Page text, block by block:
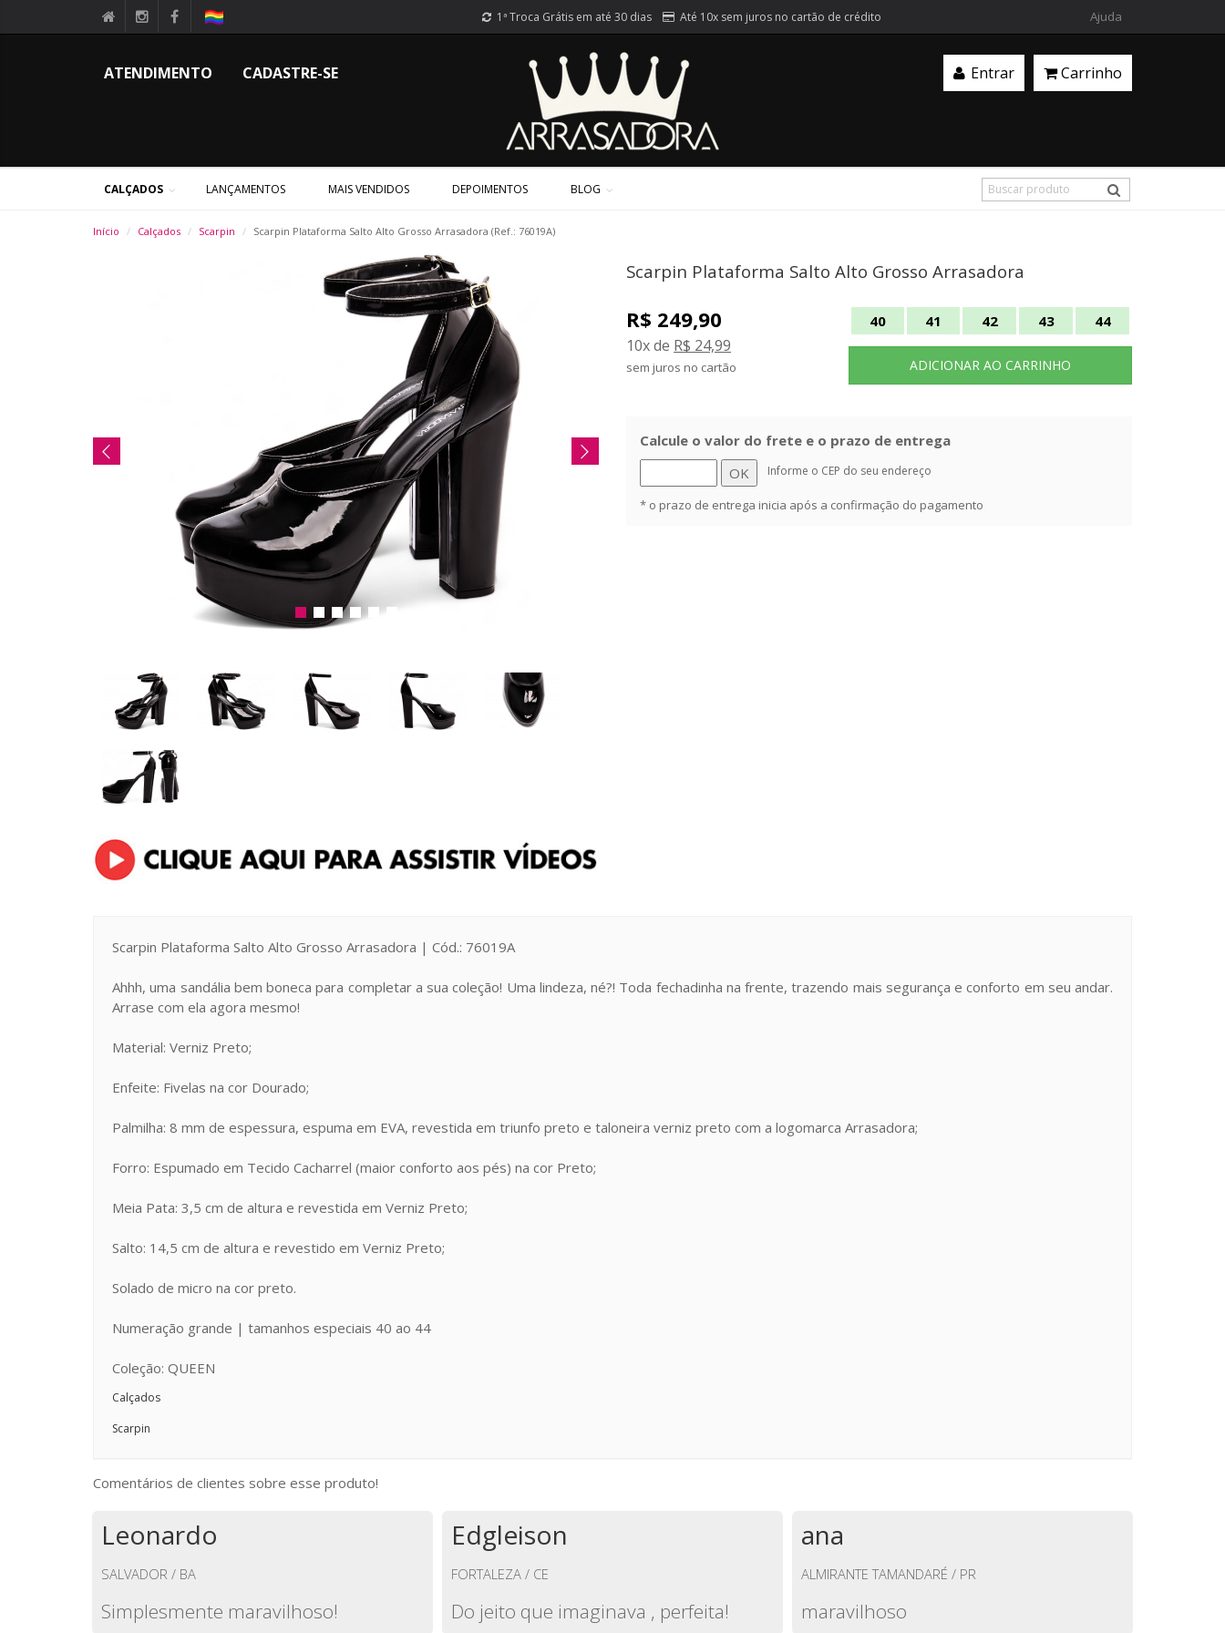
1ª Troca Grátis em até 30 dias Até 10x sem juros no cartão de crédito Ajuda
ATENDIMENTO CADASTRE-SE Entrar Carrinho
CALÇADOS LANÇAMENTOS MAIS VENDIDOS DEPOIMENTOS BLOG
Início Calçados Scarpin Scarpin Plataforma Salto Alto Grosso Arrasadora (Ref.: 76019A)
Scarpin Plataforma Salto Alto Grosso Arrasadora
R$ 249,90
10x de R$ 24,99
sem juros no cartão
40 41 42 43 44
Calcule o valor do frete e o prazo de entrega
Informe o CEP do seu endereço
* o prazo de entrega inicia após a confirmação do pagamento
Scarpin Plataforma Salto Alto Grosso Arrasadora | Cód.: 76019A
Ahhh, uma sandália bem boneca para completar a sua coleção! Uma lindeza, né?! Toda fechadinha na frente, trazendo mais segurança e conforto em seu andar.
Arrase com ela agora mesmo!
Material: Verniz Preto;
Enfeite: Fivelas na cor Dourado;
Palmilha: 8 mm de espessura, espuma em EVA, revestida em triunfo preto e taloneira verniz preto com a logomarca Arrasadora;
Forro: Espumado em Tecido Cacharrel (maior conforto aos pés) na cor Preto;
Meia Pata: 3,5 cm de altura e revestida em Verniz Preto;
Salto: 14,5 cm de altura e revestido em Verniz Preto;
Solado de micro na cor preto.
Numeração grande | tamanhos especiais 40 ao 44
Coleção: QUEEN
Calçados
Scarpin
Comentários de clientes sobre esse produto!
Leonardo
SALVADOR / BA
Simplesmente maravilhoso!
Edgleison
FORTALEZA / CE
Do jeito que imaginava , perfeita!
ana
ALMIRANTE TAMANDARÉ / PR
maravilhoso